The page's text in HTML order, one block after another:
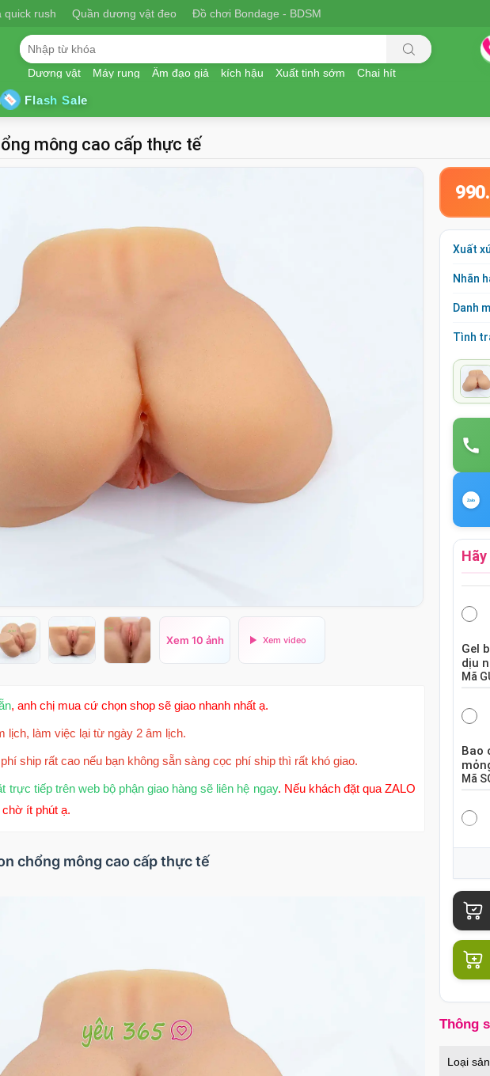
quick rush Quần dương vật đeo Đồ chơi Bondage - BDSM
Dương vật Máy rung Âm đạo giả kích hậu Xuất tinh sớm Chai hít
Flash Sale
mông cao cấp thực tế
Xem 10 ảnh
Xuất
Nhãn
Danh
Tình
Gel
dịu
Mã
Bao
Mã
Mã
Bao
Mã
Củ
an
Thông
Loại
, anh chị mua cứ chọn shop sẽ giao nhanh nhất ạ.
lịch, làm việc lại từ ngày 2 âm lịch.
ship rất cao nếu bạn không sẵn sàng cọc phí ship thì rất khó giao.
trực tiếp trên web bộ phận giao hàng sẽ liên hệ ngay. Nếu khách đặt qua ZALO
ít phút ạ.
chổng mông cao cấp thực tế